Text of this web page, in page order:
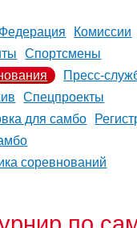
Федерация
Комиссии
Спортсмены
Пресс-
Спецпроекты
для самбо
соревнований